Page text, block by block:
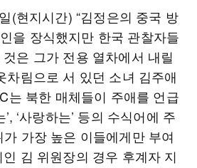
(현지시간) “김정은의 중국 방
을 장식했지만 한국 관찰자들
은 그가 전용 열차에서 내릴
차림으로 서 있던 소녀 김주애
는 북한 매체들이 주애를 언급
‘사랑하는’ 등의 수식어에 주
가장 높은 이들에게만 부여
김 위원장의 경우 후계자 지